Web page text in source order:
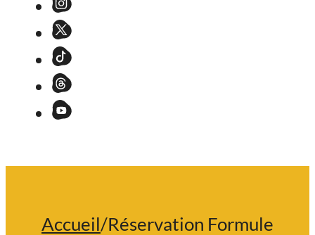
Accueil/Réservation Formule